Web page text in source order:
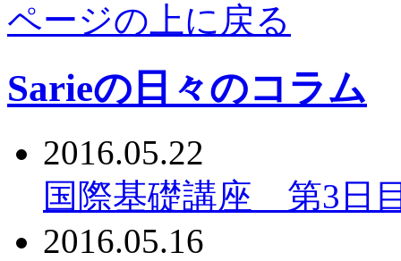
ページの上に戻る
Sarieの日々のコラム
2016.05.22
国際基礎講座 第3日
2016.05.16